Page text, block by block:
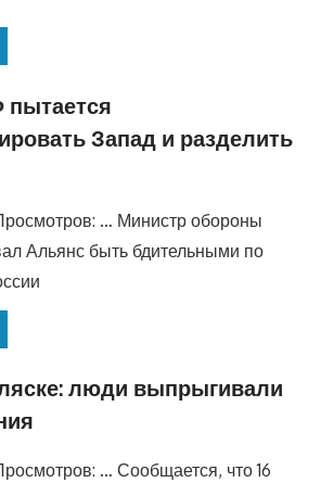
Запад и разделить
… Министр обороны
Альянс быть бдительными по
люди выпрыгивали
… Сообщается, что 16